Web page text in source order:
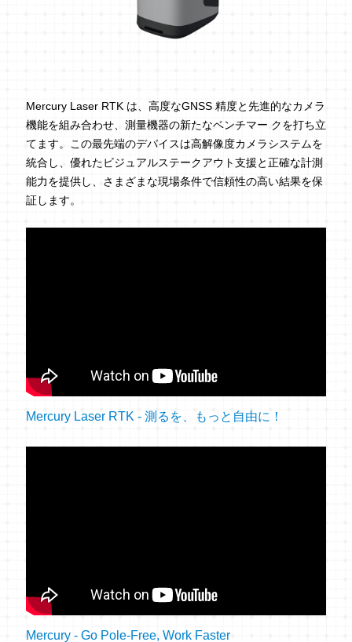
Mercury Laser RTK は、高度なGNSS 精度と先進的なカメラ
機能を組み合わせ、測量機器の新たなベンチマー クを打ち立
てます。この最先端のデバイスは高解像度カメラシステムを
統合し、優れたビジュアルステークアウト支援と正確な計測
能力を提供し、さまざまな現場条件で信頼性の高い結果を保
証します。
Mercury Laser RTK - 測るを、もっと自由に！
Mercury - Go Pole-Free, Work Faster